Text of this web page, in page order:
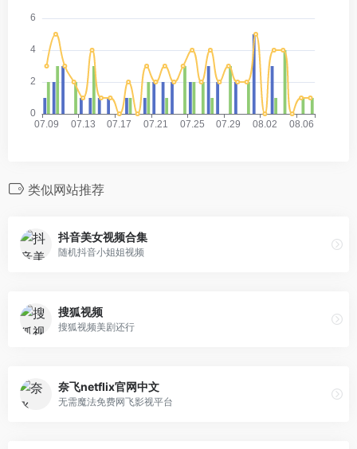
类似网站推荐
抖音美女视频合集
随机抖音小姐姐视频
搜狐视频
搜狐视频美剧还行
奈飞netflix官网中文
无需魔法免费网飞影视平台